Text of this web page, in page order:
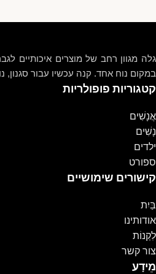
גלה מגוון רחב של מוצרים איכותיים
במקום נוח אחד. קנה עכשיו עבור סגנון,
קטגוריות פופולריות
אֲנָשִׁים
נָשִׁים
ילדים
ספורט
קישורים שימושיים
בַּיִת
אודותינו
לִקְנוֹת
צור קשר
מֵידָע